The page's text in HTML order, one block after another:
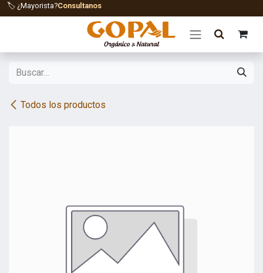
Ir al contenido
🏷️ ¿Mayorista?Consultanos
Todos los productos